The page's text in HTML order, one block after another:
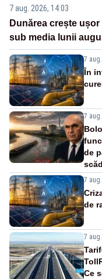
7 aug. 2026, 14:03
Dunărea crește
sub media lunii
7
În
7
de
7
de
7
Ce